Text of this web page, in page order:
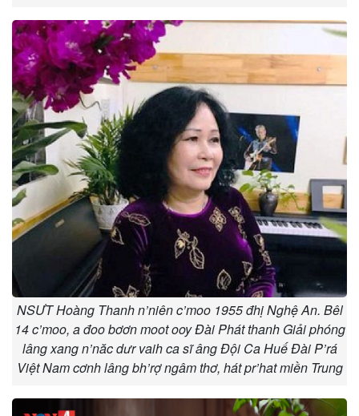
NSƯT Hoàng Thanh n’niên c’moo 1955 đhị Nghệ An. Bêl
14 c’moo, a đoo bơơn moot ooy Đài Phát thanh Giải phóng
lâng xang n’năc dưr vaih ca sĩ âng Đội Ca Huế Đài P’rá
Việt Nam cơnh lâng bh’rợ ngâm thơ, hát pr’hat miền Trung